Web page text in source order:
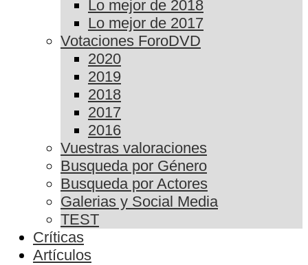
Lo mejor de 2018
Lo mejor de 2017
Votaciones ForoDVD
2020
2019
2018
2017
2016
Vuestras valoraciones
Busqueda por Género
Busqueda por Actores
Galerias y Social Media
TEST
Críticas
Artículos